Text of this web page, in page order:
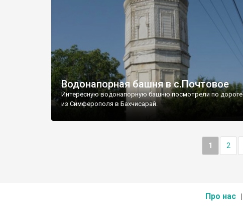
Водонапорная башня в с.Почтовое
Интересную водонапорную башню посмотрели по дороге
из Симферополя в Бахчисарай.
1 2
Про нас